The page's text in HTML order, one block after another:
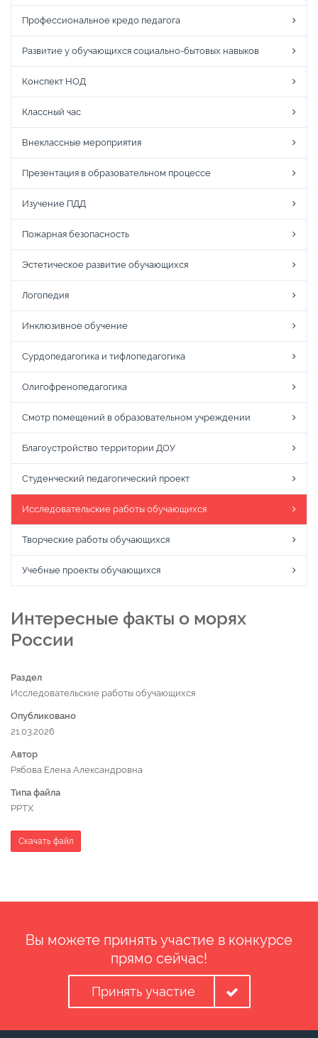
Профессиональное кредо педагога
Развитие у обучающихся социально-бытовых навыков
Конспект НОД
Классный час
Внеклассные мероприятия
Презентация в образовательном процессе
Изучение ПДД
Пожарная безопасность
Эстетическое развитие обучающихся
Логопедия
Инклюзивное обучение
Сурдопедагогика и тифлопедагогика
Олигофренопедагогика
Смотр помещений в образовательном учреждении
Благоустройство территории ДОУ
Студенческий педагогический проект
Исследовательские работы обучающихся
Творческие работы обучающихся
Учебные проекты обучающихся
Интересные факты о морях
России
Раздел
Исследовательские работы обучающихся
Опубликовано
21.03.2026
Автор
Рябова Елена Александровна
Типа файла
PPTX
Скачать файл
Вы можете принять участие в конкурсе
прямо сейчас!
Принять участие